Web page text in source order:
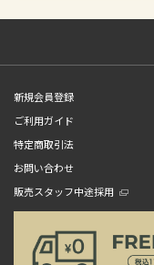
新規会員登録
ご利用ガイド
特定商取引法
お問い合わせ
販売スタッフ中途採用